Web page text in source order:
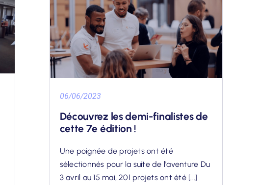
06/06/2023
Découvrez les demi-finalistes de
cette 7e édition !
Une poignée de projets ont été
sélectionnés pour la suite de l'aventure Du
3 avril au 15 mai, 201 projets ont été [...]